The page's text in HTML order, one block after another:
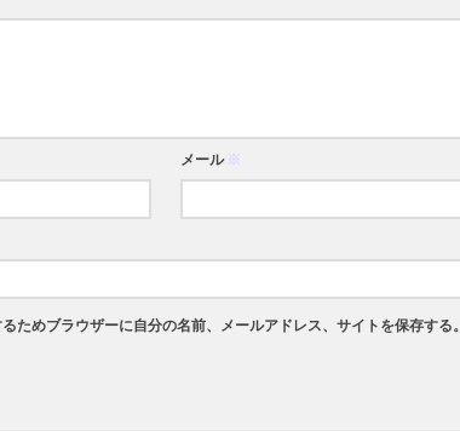
メール ※
ためブラウザーに自分の名前、メールアドレス、サイトを保存する。